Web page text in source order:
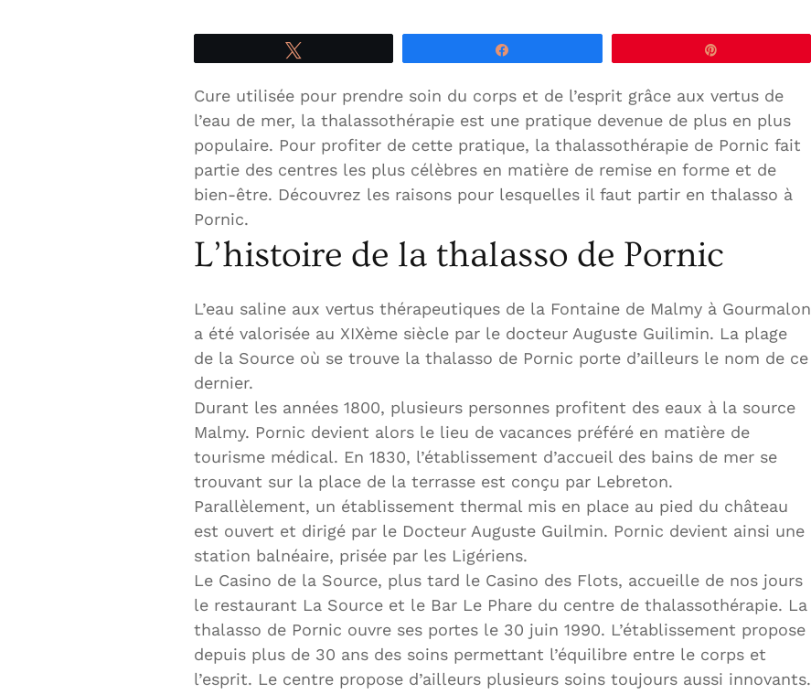
Cure utilisée pour prendre soin du corps et de l’esprit grâce aux vertus de
l’eau de mer, la thalassothérapie est une pratique devenue de plus en plus
populaire. Pour profiter de cette pratique, la thalassothérapie de Pornic fait
partie des centres les plus célèbres en matière de remise en forme et de
bien-être. Découvrez les raisons pour lesquelles il faut partir en thalasso à
Pornic.
L’histoire de la thalasso de Pornic
L’eau saline aux vertus thérapeutiques de la Fontaine de Malmy à Gourmalon
a été valorisée au XIXème siècle par le docteur Auguste Guilimin. La plage
de la Source où se trouve la thalasso de Pornic porte d’ailleurs le nom de ce
dernier.
Durant les années 1800, plusieurs personnes profitent des eaux à la source
Malmy. Pornic devient alors le lieu de vacances préféré en matière de
tourisme médical. En 1830, l’établissement d’accueil des bains de mer se
trouvant sur la place de la terrasse est conçu par Lebreton.
Parallèlement, un établissement thermal mis en place au pied du château
est ouvert et dirigé par le Docteur Auguste Guilmin. Pornic devient ainsi une
station balnéaire, prisée par les Ligériens.
Le Casino de la Source, plus tard le Casino des Flots, accueille de nos jours
le restaurant La Source et le Bar Le Phare du centre de thalassothérapie. La
thalasso de Pornic ouvre ses portes le 30 juin 1990. L’établissement propose
depuis plus de 30 ans des soins permettant l’équilibre entre le corps et
l’esprit. Le centre propose d’ailleurs plusieurs soins toujours aussi innovants.